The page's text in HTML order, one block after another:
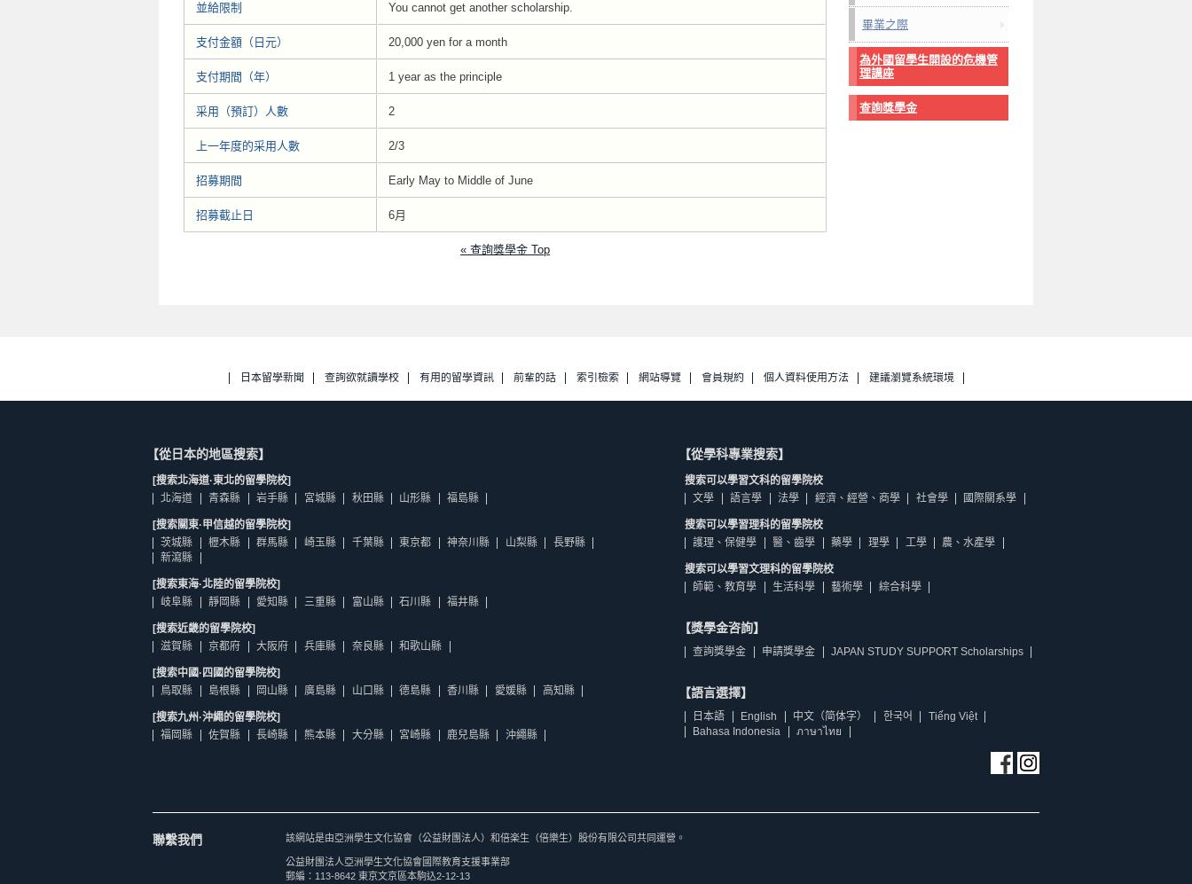
並給限制 You cannot get another scholarship.
支付金額（日元） 20,000 yen for a month
支付期間（年） 1 year as the principle
采用（預訂）人數 2
上一年度的采用人數 2/3
招募期間 Early May to Middle of June
招募截止日 6月
« 查詢獎學金 Top
畢業之際
為外國留學生開設的危機管
理講座
查詢獎學金
日本留學新聞 查詢欲就讀學校 有用的留學資訊 前輩的話 索引檢索 網站導覽 會員規約 個人資料使用方法 建議瀏覽系統環境
【從日本的地區搜索】
[搜索北海道·東北的留學院校]
北海道
青森縣 岩手縣 宮城縣 秋田縣 山形縣 福島縣
[搜索關東·甲信越的留學院校]
茨城縣
櫪木縣 群馬縣 崎玉縣 千葉縣 東京都 神奈川縣 山梨縣
長野縣
新瀉縣
[搜索東海·北陸的留學院校]
岐阜縣
靜岡縣 愛知縣 三重縣 富山縣 石川縣 福井縣
[搜索近畿的留學院校]
滋賀縣
京都府 大阪府 兵庫縣 奈良縣 和歌山縣
[搜索中國·四國的留學院校]
鳥取縣
島根縣 岡山縣 廣島縣 山口縣 德島縣 香川縣 愛媛縣 高知縣
[搜索九州·沖繩的留學院校]
福岡縣
佐賀縣 長崎縣 熊本縣 大分縣 宮崎縣 鹿兒島縣 沖繩縣
【從學科專業搜索】
搜索可以學習文科的留學院校
文學
語言學 法學 經濟、經營、商學 社會學 國際關系學
搜索可以學習理科的留學院校
護理、保健學
醫、齒學 藥學 理學 工學 農、水產學
搜索可以學習文理科的留學院校
師範、教育學
生活科學 藝術學 綜合科學
【獎學金咨詢】
查詢獎學金 申請獎學金 JAPAN STUDY SUPPORT Scholarships
【語言選擇】
日本語 English 中文（简体字） 한국어
Tiếng Việt
Bahasa Indonesia
ภาษาไทย
聯繫我們 該網站是由亞洲學生文化協會（公益財團法人）和倍楽生（倍樂生）股份有限公司共同運營。
公益財團法人亞洲學生文化協會國際教育支援事業部
郵編：113-8642 東京文京區本駒込2-12-13